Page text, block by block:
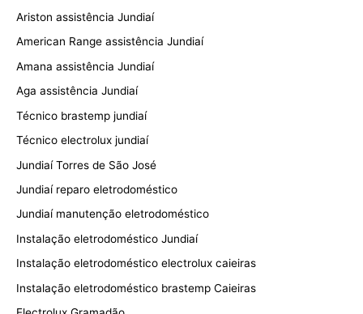
Ariston assistência Jundiaí
American Range assistência Jundiaí
Amana assistência Jundiaí
Aga assistência Jundiaí
Técnico brastemp jundiaí
Técnico electrolux jundiaí
Jundiaí Torres de São José
Jundiaí reparo eletrodoméstico
Jundiaí manutenção eletrodoméstico
Instalação eletrodoméstico Jundiaí
Instalação eletrodoméstico electrolux caieiras
Instalação eletrodoméstico brastemp Caieiras